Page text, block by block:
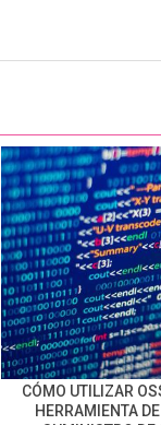
CÓMO UTILIZAR
HERRAMIENTA